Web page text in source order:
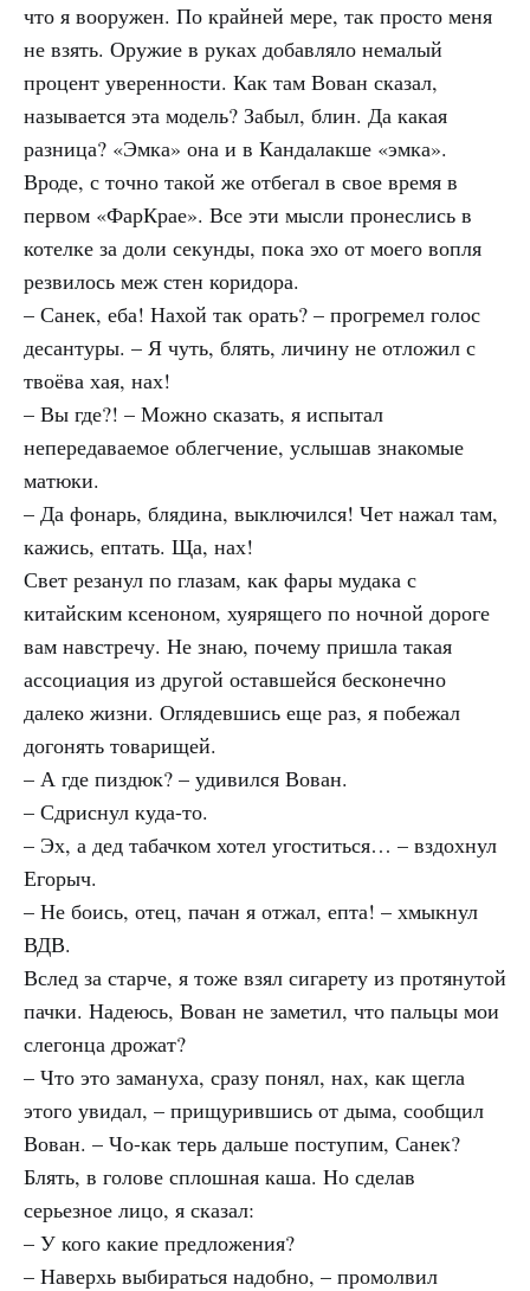
что я вооружен. По крайней мере, так просто меня
не взять. Оружие в руках добавляло немалый
процент уверенности. Как там Вован сказал,
называется эта модель? Забыл, блин. Да какая
разница? «Эмка» она и в Кандалакше «эмка».
Вроде, с точно такой же отбегал в свое время в
первом «ФарКрае». Все эти мысли пронеслись в
котелке за доли секунды, пока эхо от моего вопля
резвилось меж стен коридора.
– Санек, еба! Нахой так орать? – прогремел голос
десантуры. – Я чуть, блять, личину не отложил с
твоёва хая, нах!
– Вы где?! – Можно сказать, я испытал
непередаваемое облегчение, услышав знакомые
матюки.
– Да фонарь, блядина, выключился! Чет нажал там,
кажись, ептать. Ща, нах!
Свет резанул по глазам, как фары мудака с
китайским ксеноном, хуярящего по ночной дороге
вам навстречу. Не знаю, почему пришла такая
ассоциация из другой оставшейся бесконечно
далеко жизни. Оглядевшись еще раз, я побежал
догонять товарищей.
– А где пиздюк? – удивился Вован.
– Сдриснул куда-то.
– Эх, а дед табачком хотел угоститься… – вздохнул
Егорыч.
– Не боись, отец, пачан я отжал, епта! – хмыкнул
ВДВ.
Вслед за старче, я тоже взял сигарету из протянутой
пачки. Надеюсь, Вован не заметил, что пальцы мои
слегонца дрожат?
– Что это замануха, сразу понял, нах, как щегла
этого увидал, – прищурившись от дыма, сообщил
Вован. – Чо-как терь дальше поступим, Санек?
Блять, в голове сплошная каша. Но сделав
серьезное лицо, я сказал:
– У кого какие предложения?
– Наверхь выбираться надобно, – промолвил